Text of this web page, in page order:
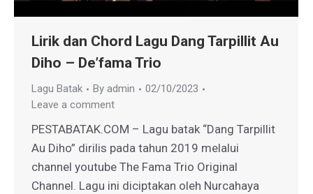
Lirik dan Chord Lagu Dang Tarpillit Au
Diho – De’fama Trio
Lagu Batak By admin
02/10/2023
Leave a comment
PESTABATAK.COM – Lagu batak “Dang Tarpillit
Au Diho” dirilis pada tahun 2019 melalui
channel youtube The Fama Trio Original
Channel. Lagu ini diciptakan oleh Nurcahaya